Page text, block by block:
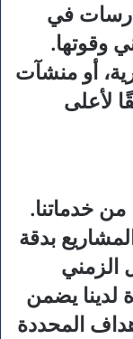
في
وقوتها.
أو منشآت
لأعلى
من خدماتنا.
بدقة
الزمني
لدينا يضمن
المحددة